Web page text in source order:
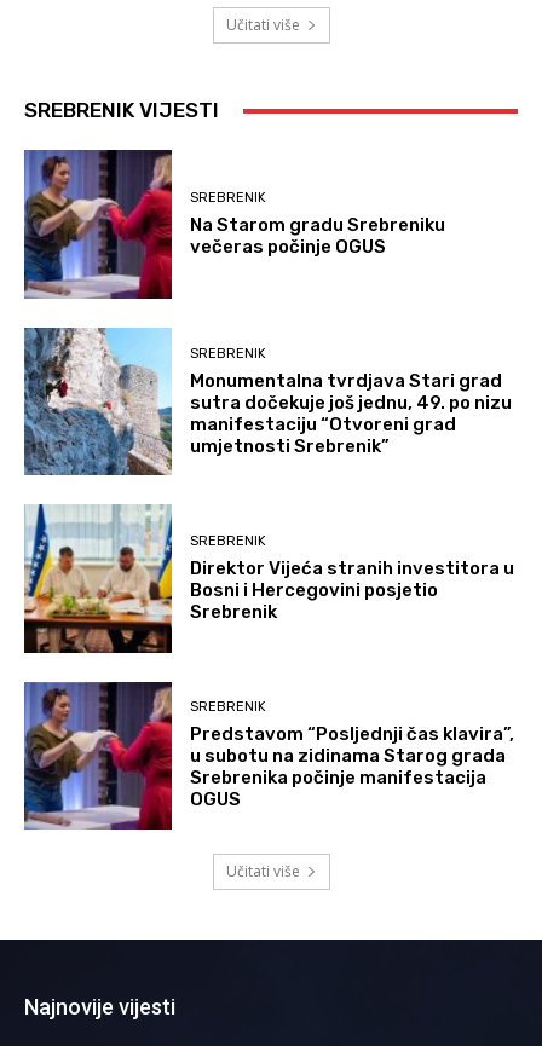
Učitati više
SREBRENIK VIJESTI
SREBRENIK
Na Starom gradu Srebreniku
večeras počinje OGUS
SREBRENIK
Monumentalna tvrdjava Stari grad
sutra dočekuje još jednu, 49. po nizu
manifestaciju “Otvoreni grad
umjetnosti Srebrenik”
SREBRENIK
Direktor Vijeća stranih investitora u
Bosni i Hercegovini posjetio
Srebrenik
SREBRENIK
Predstavom “Posljednji čas klavira”,
u subotu na zidinama Starog grada
Srebrenika počinje manifestacija
OGUS
Učitati više
Najnovije vijesti